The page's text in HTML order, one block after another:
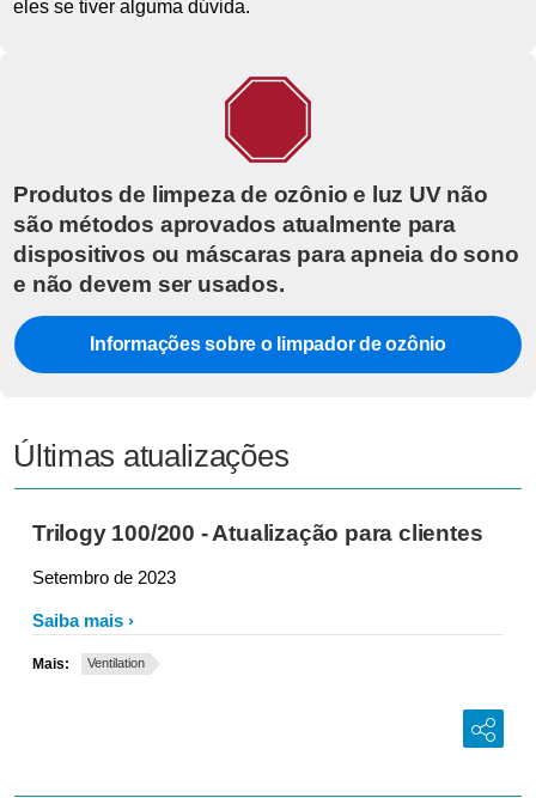
eles se tiver alguma dúvida.
Produtos de limpeza de ozônio e luz UV não
são métodos aprovados atualmente para
dispositivos ou máscaras para apneia do sono
e não devem ser usados.
Informações sobre o limpador de ozônio
Últimas atualizações
Trilogy 100/200 - Atualização para clientes
Setembro de 2023
Saiba mais
Mais: Ventilation